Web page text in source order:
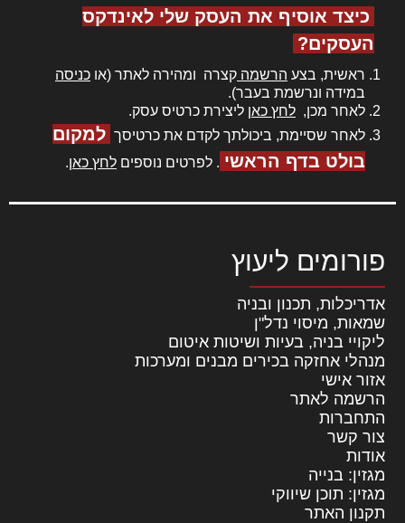
כיצד אוסיף את העסק שלי לאינדקס
העסקים?
ראשית, בצע הרשמה קצרה ומהירה לאתר (או כניסה
במידה ונרשמת בעבר).
לאחר מכן, לחץ כאן ליצירת כרטיס עסק.
לאחר שסיימת, ביכולתך לקדם את כרטיסך למקום
בולט בדף הראשי . לפרטים נוספים לחץ כאן.
פורומים ליעוץ
אדריכלות, תכנון ובניה
שמאות, מיסוי נדל"ן
ליקויי בניה, בעיות ושיטות איטום
מנהלי אחזקה בכירים מבנים ומערכות
אזור אישי
הרשמה לאתר
התחברות
צור קשר
אודות
מגזין: בנייה
מגזין: תוכן שיווקי
תקנון האתר